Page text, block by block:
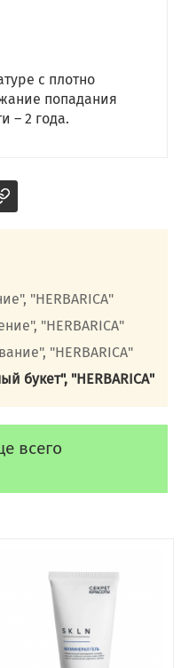
с плотно
попадания
– 2 года.
"HERBARICA"
"HERBARICA"
"HERBARICA"
букет", "HERBARICA"
всего